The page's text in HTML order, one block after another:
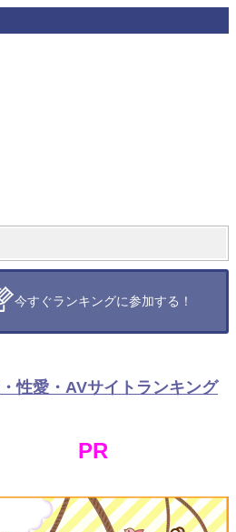
今すぐランキングに参加する！
性愛・AVサイトランキング
PR